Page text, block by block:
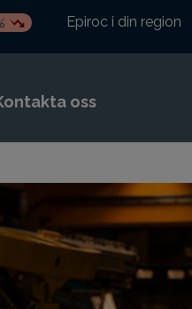
Epiroc i din region
oss